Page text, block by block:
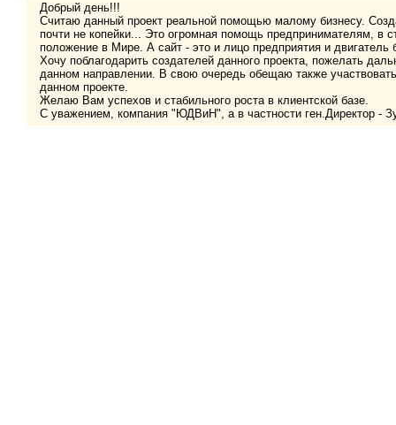
Добрый день!!!
Считаю данный проект реальной помощью малому бизнесу.
почти не копейки... Это огромная помощь предпринимателям, в
положение в Мире. А сайт - это и лицо предприятия и двигатель
Хочу поблагодарить создателей данного проекта, пожелать
данном направлении. В свою очередь обещаю также
данном проекте.
Желаю Вам успехов и стабильного роста в клиентской базе.
С уважением, компания "ЮДВиН", а в частности ген.Директор -